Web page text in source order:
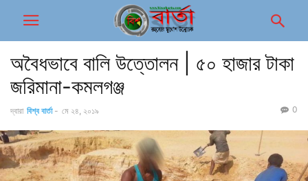
অবৈধভাবে বালি উত্তোলন | ৫০ হাজার টাকা
জরিমানা-কমলগঞ্জ
দ্বারা বিশ্ব বার্তা - মে ২৪, ২০১৯ 0